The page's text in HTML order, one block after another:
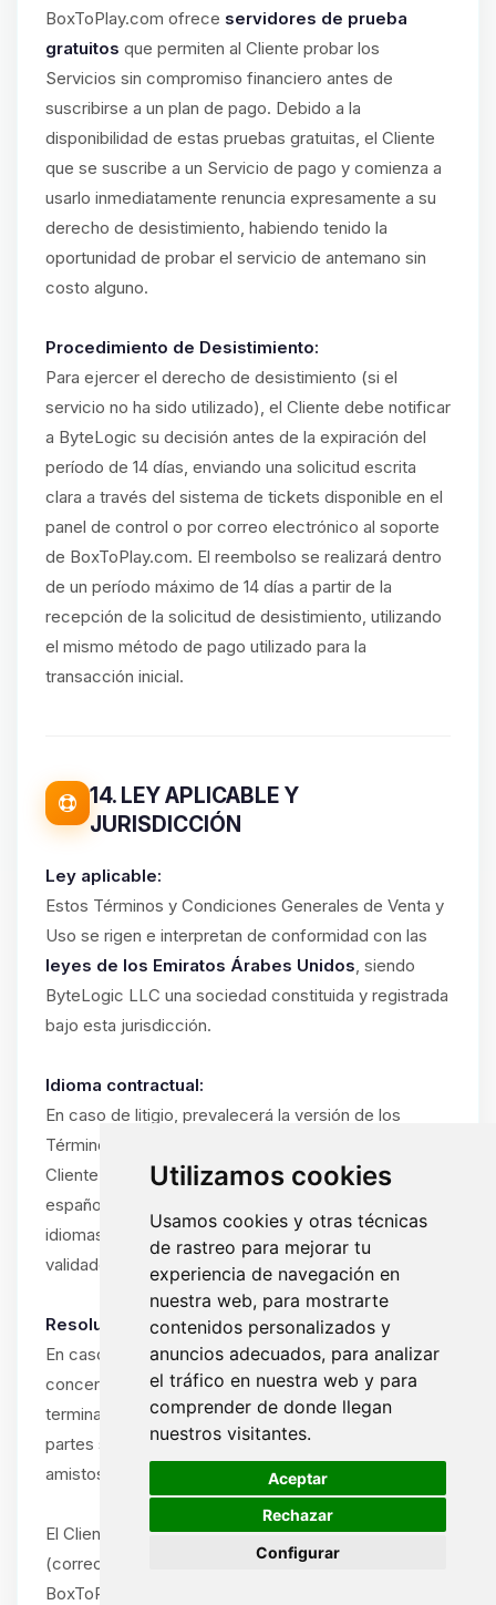
Utilizamos cookies
Usamos cookies y otras técnicas
de rastreo para mejorar tu
experiencia de navegación en
nuestra web, para mostrarte
contenidos personalizados y
anuncios adecuados, para analizar
el tráfico en nuestra web y para
comprender de donde llegan
nuestros visitantes.
Aceptar
Rechazar
Configurar
BoxToPlay.com ofrece servidores de prueba
gratuitos que permiten al Cliente probar los
Servicios sin compromiso financiero antes de
suscribirse a un plan de pago. Debido a la
disponibilidad de estas pruebas gratuitas, el Cliente
que se suscribe a un Servicio de pago y comienza a
usarlo inmediatamente renuncia expresamente a su
derecho de desistimiento, habiendo tenido la
oportunidad de probar el servicio de antemano sin
costo alguno.
Procedimiento de Desistimiento:
Para ejercer el derecho de desistimiento (si el
servicio no ha sido utilizado), el Cliente debe notificar
a ByteLogic su decisión antes de la expiración del
período de 14 días, enviando una solicitud escrita
clara a través del sistema de tickets disponible en el
panel de control o por correo electrónico al soporte
de BoxToPlay.com. El reembolso se realizará dentro
de un período máximo de 14 días a partir de la
recepción de la solicitud de desistimiento, utilizando
el mismo método de pago utilizado para la
transacción inicial.
14. LEY APLICABLE Y
JURISDICCIÓN
Ley aplicable:
Estos Términos y Condiciones Generales de Venta y
Uso se rigen e interpretan de conformidad con las
leyes de los Emiratos Árabes Unidos, siendo
ByteLogic LLC una sociedad constituida y registrada
bajo esta jurisdicción.
Idioma contractual:
En caso de litigio, prevalecerá la versión de los
Términos y Condiciones en el idioma utilizado por el
Cliente durante la suscripción (francés, inglés o
español). Si el Cliente ha utilizado el sitio en varios
idiomas, prevalecerá el idioma del último pedido
validado.
Resolución amistosa obligatoria:
En caso de disputa entre el Cliente y ByteLogic
concerniente a la interpretación, ejecución o
terminación de estos Términos y Condiciones, las
partes se comprometen a intentar resolver la disputa
amistosamente antes de cualquier acción legal.
El Cliente debe notificar la disputa por escrito
(correo electrónico o carta certificada) al soporte de
BoxToPlay.com, describiendo la naturaleza del
🍪